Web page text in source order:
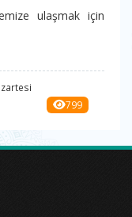
ulaşmak için
799